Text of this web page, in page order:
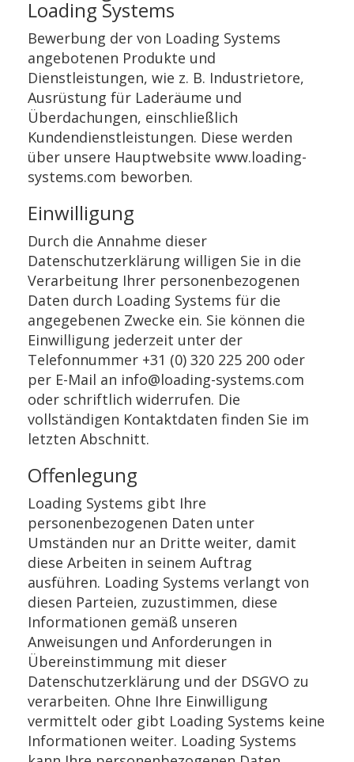
Loading Systems
Bewerbung der von Loading Systems
angebotenen Produkte und
Dienstleistungen, wie z. B. Industrietore,
Ausrüstung für Laderäume und
Überdachungen, einschließlich
Kundendienstleistungen. Diese werden
über unsere Hauptwebsite www.loading-
systems.com beworben.
Einwilligung
Durch die Annahme dieser
Datenschutzerklärung willigen Sie in die
Verarbeitung Ihrer personenbezogenen
Daten durch Loading Systems für die
angegebenen Zwecke ein. Sie können die
Einwilligung jederzeit unter der
Telefonnummer +31 (0) 320 225 200 oder
per E-Mail an info@loading-systems.com
oder schriftlich widerrufen. Die
vollständigen Kontaktdaten finden Sie im
letzten Abschnitt.
Offenlegung
Loading Systems gibt Ihre
personenbezogenen Daten unter
Umständen nur an Dritte weiter, damit
diese Arbeiten in seinem Auftrag
ausführen. Loading Systems verlangt von
diesen Parteien, zuzustimmen, diese
Informationen gemäß unseren
Anweisungen und Anforderungen in
Übereinstimmung mit dieser
Datenschutzerklärung und der DSGVO zu
verarbeiten. Ohne Ihre Einwilligung
vermittelt oder gibt Loading Systems keine
Informationen weiter. Loading Systems